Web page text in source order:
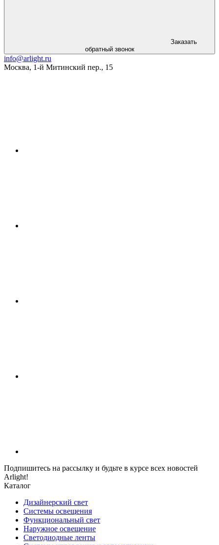
Заказать
обратный звонок
info@arlight.ru
Москва, 1-й Митинский пер., 15
Подпишитесь на рассылку и будьте в курсе всех новостей
Arlight!
Каталог
Дизайнерский свет
Системы освещения
Функциональный свет
Наружное освещение
Светодиодные ленты